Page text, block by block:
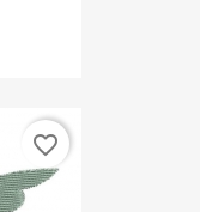
favorite_border